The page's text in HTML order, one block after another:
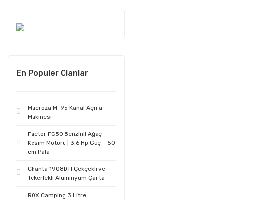
En Populer Olanlar
Macroza M-95 Kanal Açma
Makinesi
Factor FC50 Benzinli Ağaç
Kesim Motoru | 3.6 Hp Güç – 50
cm Pala
Chanta 1908DTI Çekçekli ve
Tekerlekli Alüminyum Çanta
ROX Camping 3 Litre